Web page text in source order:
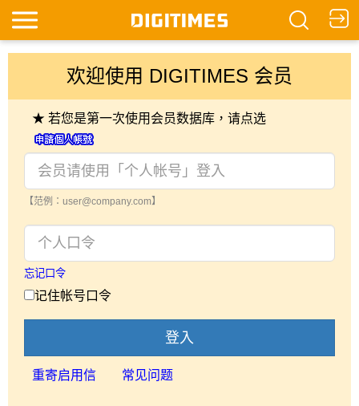
欢迎使用 DIGITIMES 会员
★ 若您是第一次使用会员数据库，请点选
【范例：user@company.com】
忘记口令
记住帐号口令
登入
重寄启用信 常见问题